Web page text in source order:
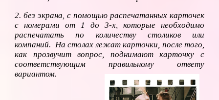
2. без экрана, с помощью распечатанных карточек
с номерами от 1 до 3-х, которые необходимо
распечатать по количеству столиков или
компаний. На столах лежат карточки, после того,
как прозвучит вопрос, поднимают карточку с
соответствующим правильному ответу
вариантом.